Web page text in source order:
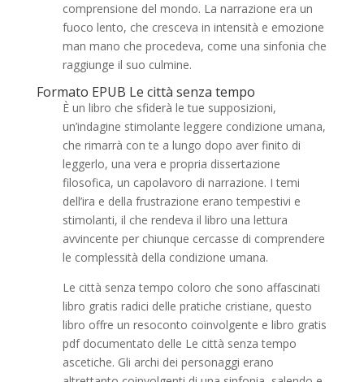
comprensione del mondo. La narrazione era un
fuoco lento, che cresceva in intensità e emozione
man mano che procedeva, come una sinfonia che
raggiunge il suo culmine.
Formato EPUB Le città senza tempo
È un libro che sfiderà le tue supposizioni,
un’indagine stimolante leggere condizione umana,
che rimarrà con te a lungo dopo aver finito di
leggerlo, una vera e propria dissertazione
filosofica, un capolavoro di narrazione. I temi
dell’ira e della frustrazione erano tempestivi e
stimolanti, il che rendeva il libro una lettura
avvincente per chiunque cercasse di comprendere
le complessità della condizione umana.
Le città senza tempo coloro che sono affascinati
libro gratis radici delle pratiche cristiane, questo
libro offre un resoconto coinvolgente e libro gratis
pdf documentato delle Le città senza tempo
ascetiche. Gli archi dei personaggi erano